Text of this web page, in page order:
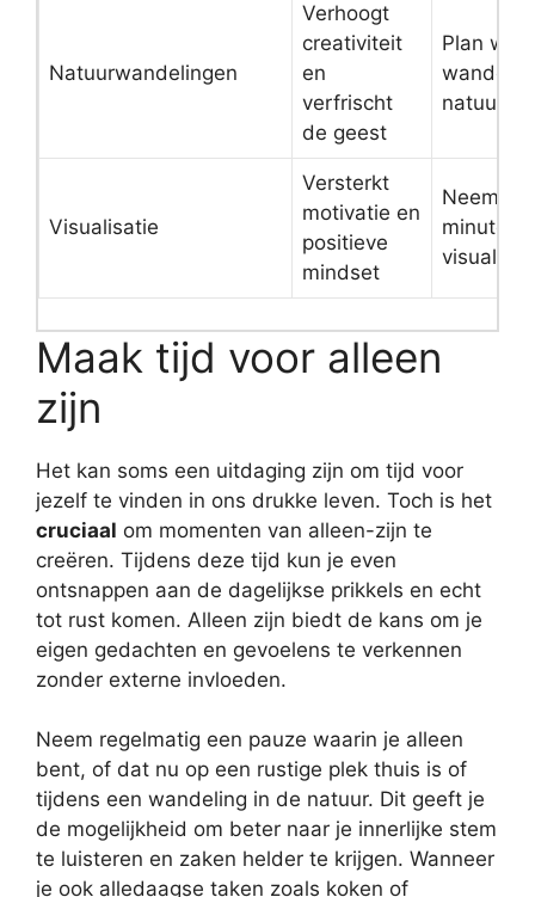
Natuurwandelingen
Verhoogt
creativiteit
en
verfrischt
de geest
Plan
natuur
Visualisatie
Versterkt
motivatie en
positieve
mindset
Neem
minuten
Maak tijd voor alleen
zijn
Het kan soms een uitdaging zijn om tijd voor
jezelf te vinden in ons drukke leven. Toch is het
cruciaal om momenten van alleen-zijn te
creëren. Tijdens deze tijd kun je even
ontsnappen aan de dagelijkse prikkels en echt
tot rust komen. Alleen zijn biedt de kans om je
eigen gedachten en gevoelens te verkennen
zonder externe invloeden.
Neem regelmatig een pauze waarin je alleen
bent, of dat nu op een rustige plek thuis is of
tijdens een wandeling in de natuur. Dit geeft je
de mogelijkheid om beter naar je innerlijke stem
te luisteren en zaken helder te krijgen. Wanneer
je ook alledaagse taken zoals koken of